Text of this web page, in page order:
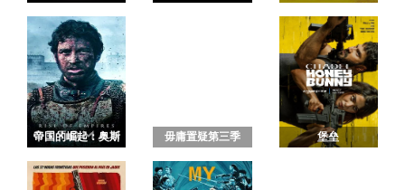
帝国的崛起：奥斯
毋庸置疑第三季 堡垒